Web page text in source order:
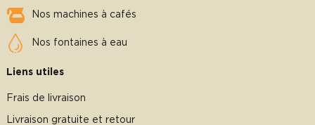
Nos machines à cafés
Nos fontaines à eau
Liens utiles
Frais de livraison
Livraison gratuite et retour